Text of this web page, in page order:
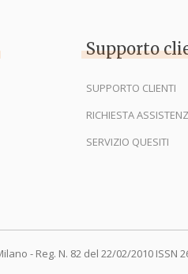
Supporto
SUPPORTO CLIENTI
RICHIESTA
SERVIZIO QUESITI
- Reg. N. 82 del 22/02/2010 ISSN